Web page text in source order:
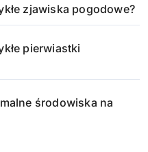
zjawiska pogodowe?
pierwiastki
środowiska na